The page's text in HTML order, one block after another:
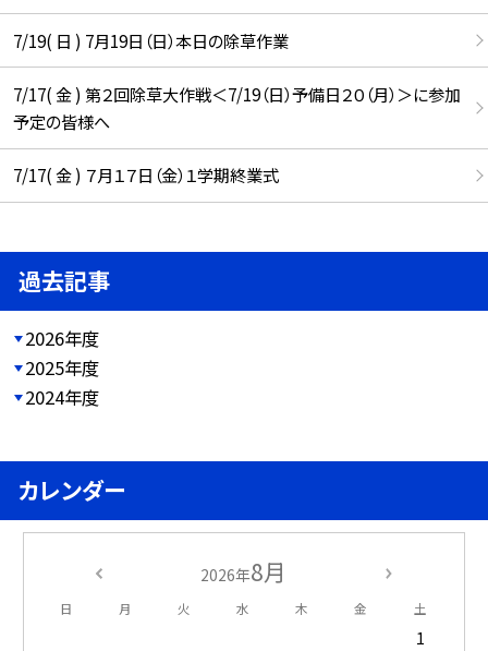
7/19( 日 ) 7月19日（日）本日の除草作業
7/17( 金 ) 第２回除草大作戦＜7/19（日）予備日２０（月）＞に参加
予定の皆様へ
7/17( 金 ) ７月１７日（金）１学期終業式
過去記事
2026年度
2025年度
2024年度
カレンダー
2026年8月
日 月 火 水 木 金 土
1